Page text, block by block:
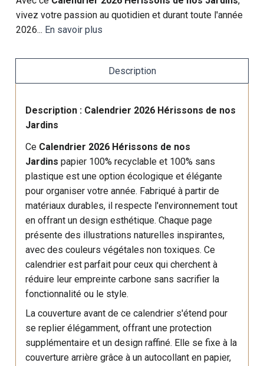
vivez votre passion au quotidien et durant toute l'année
2026... En savoir plus
Description
Description : Calendrier 2026 Hérissons de nos
Jardins
Ce Calendrier 2026 Hérissons de nos
Jardinspapier 100% recyclable et 100% sans
plastique est une option écologique et élégante
pour organiser votre année. Fabriqué à partir de
matériaux durables, il respecte l'environnement tout
en offrant un design esthétique. Chaque page
présente des illustrations naturelles inspirantes,
avec des couleurs végétales non toxiques. Ce
calendrier est parfait pour ceux qui cherchent à
réduire leur empreinte carbone sans sacrifier la
fonctionnalité ou le style.
La couverture avant de ce calendrier s'étend pour
se replier élégamment, offrant une protection
supplémentaire et un design raffiné. Elle se fixe à la
couverture arrière grâce à un autocollant en papier,